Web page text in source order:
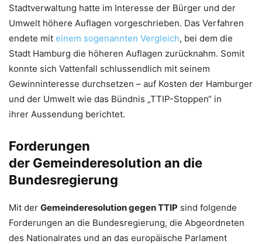
Stadtverwaltung hatte im Interesse der Bürger und der
Umwelt höhere Auflagen vorgeschrieben. Das Verfahren
endete mit einem sogenannten Vergleich, bei dem die
Stadt Hamburg die höheren Auflagen zurücknahm. Somit
konnte sich Vattenfall schlussendlich mit seinem
Gewinninteresse durchsetzen – auf Kosten der Hamburger
und der Umwelt wie das Bündnis „TTIP-Stoppen“ in
ihrer Aussendung berichtet.
Forderungen
der Gemeinderesolution an die
Bundesregierung
Mit der Gemeinderesolution gegen TTIP sind folgende
Forderungen an die Bundesregierung, die Abgeordneten
des Nationalrates und an das europäische Parlament